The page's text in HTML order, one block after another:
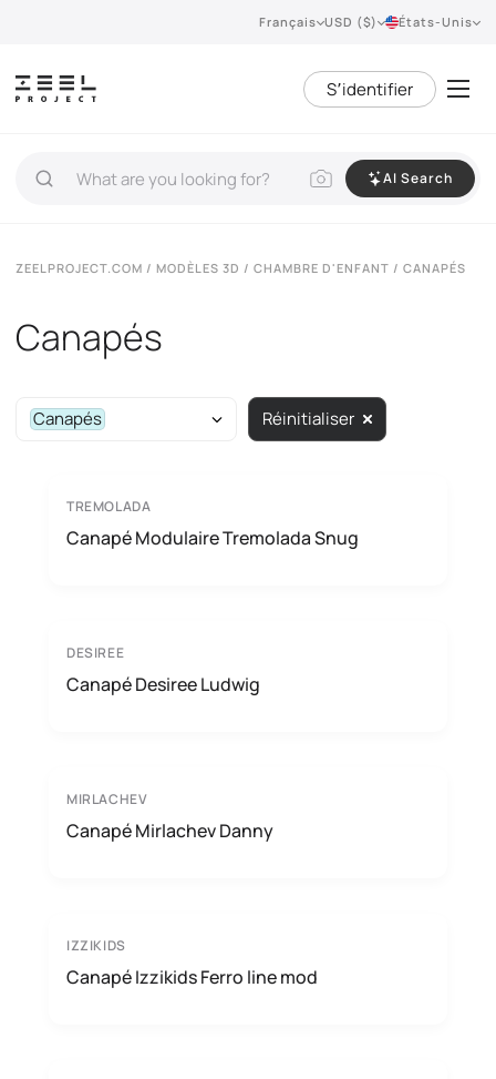
Français USD ($) États-Unis
S՚identifier
AI Search
ZEELPROJECT.COM / MODÈLES 3D / CHAMBRE D'ENFANT / CANAPÉS
Canapés
Canapés Réinitialiser
TREMOLADA
Canapé Modulaire Tremolada Snug
DESIREE
Canapé Desiree Ludwig
MIRLACHEV
Canapé Mirlachev Danny
IZZIKIDS
Canapé Izzikids Ferro line mod